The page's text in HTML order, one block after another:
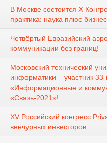
В Москве состоится X
практика: наука плюс
Четвёртый Евразийский
коммуникации без границ!
Московский технический
информатики – участник
«Информационные и
«Связь-2021»!
XV Российский конгресс
венчурных инвесторов